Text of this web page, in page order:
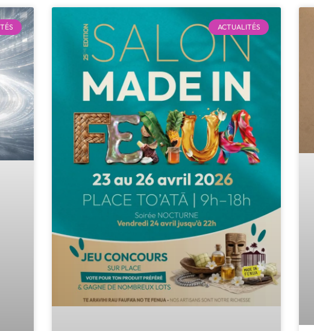
ACTUALITÉS